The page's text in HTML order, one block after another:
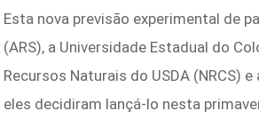
Esta nova previsão experimental de
(ARS), a Universidade Estadual do
Recursos Naturais do USDA (NRCS)
eles decidiram lançá-lo nesta